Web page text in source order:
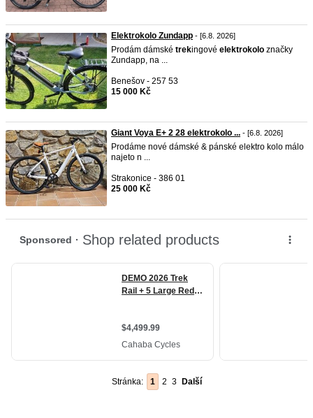
Elektrokolo Zundapp - [6.8. 2026]
Prodám dámské trekingové elektrokolo značky
Zundapp, na ...
Benešov - 257 53
15 000 Kč
Giant Voya E+ 2 28 elektrokolo ... - [6.8. 2026]
Prodáme nové dámské & pánské elektro kolo málo
najeto n ...
Strakonice - 386 01
25 000 Kč
Stránka: 1 2 3 Další